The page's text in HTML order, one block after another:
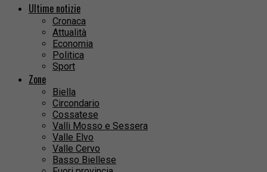
Ultime notizie
Cronaca
Attualità
Economia
Politica
Sport
Zone
Biella
Circondario
Cossatese
Valli Mosso e Sessera
Valle Elvo
Valle Cervo
Basso Biellese